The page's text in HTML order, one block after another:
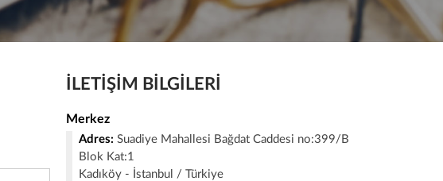
İLETIŞIM BILGILERI
Merkez
Adres: Suadiye Mahallesi Bağdat Caddesi no:399/B
Blok Kat:1
Kadıköy - İstanbul / Türkiye